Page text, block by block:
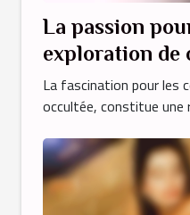
La passion
exploration de
méconnu
La fascination pour les
occultée, constitue une